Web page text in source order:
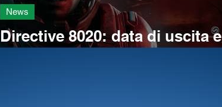
Directive 8020: data di uscita e
News